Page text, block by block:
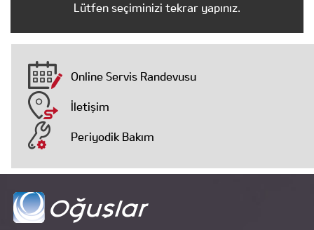
Lütfen seçiminizi tekrar yapınız.
Online Servis Randevusu
İletişim
Periyodik Bakım